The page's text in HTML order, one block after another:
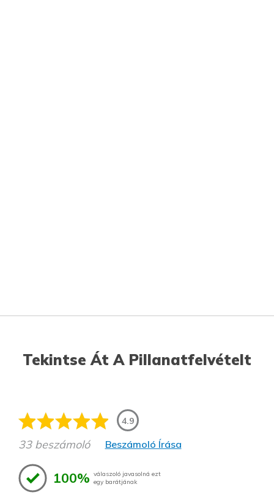
Tekintse Át A Pillanatfelvételt
4.9
33 beszámoló Beszámoló Írása
100% válaszoló javasolná ezt
egy barátjának